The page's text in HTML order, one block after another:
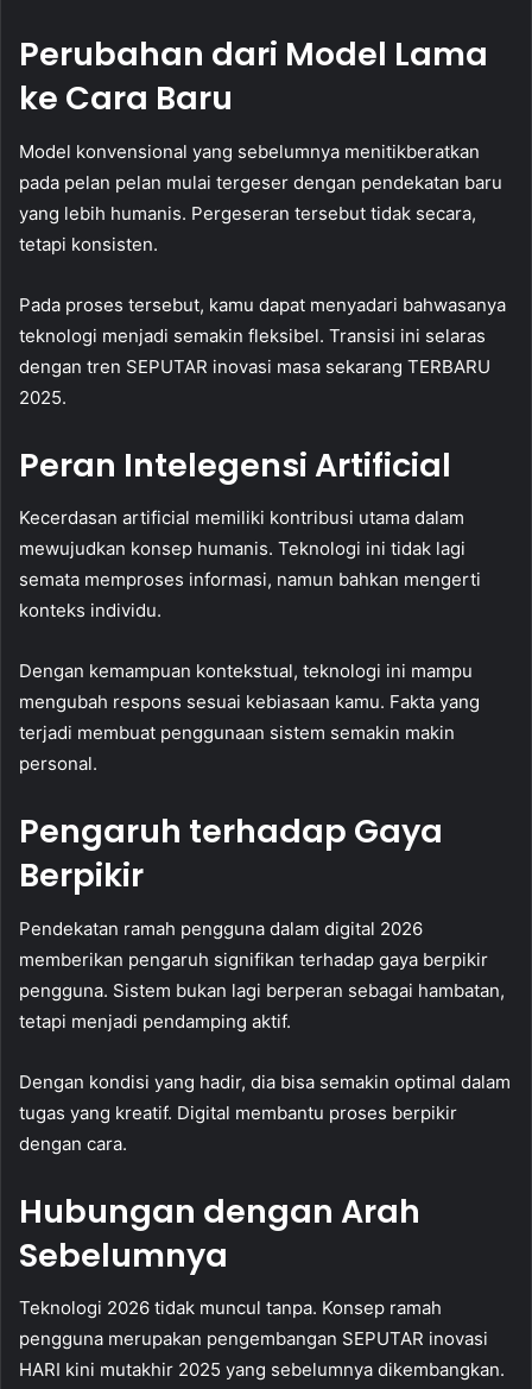
Perubahan dari Model Lama
ke Cara Baru
Model konvensional yang sebelumnya menitikberatkan
pada pelan pelan mulai tergeser dengan pendekatan baru
yang lebih humanis. Pergeseran tersebut tidak secara,
tetapi konsisten.
Pada proses tersebut, kamu dapat menyadari bahwasanya
teknologi menjadi semakin fleksibel. Transisi ini selaras
dengan tren SEPUTAR inovasi masa sekarang TERBARU
2025.
Peran Intelegensi Artificial
Kecerdasan artificial memiliki kontribusi utama dalam
mewujudkan konsep humanis. Teknologi ini tidak lagi
semata memproses informasi, namun bahkan mengerti
konteks individu.
Dengan kemampuan kontekstual, teknologi ini mampu
mengubah respons sesuai kebiasaan kamu. Fakta yang
terjadi membuat penggunaan sistem semakin makin
personal.
Pengaruh terhadap Gaya
Berpikir
Pendekatan ramah pengguna dalam digital 2026
memberikan pengaruh signifikan terhadap gaya berpikir
pengguna. Sistem bukan lagi berperan sebagai hambatan,
tetapi menjadi pendamping aktif.
Dengan kondisi yang hadir, dia bisa semakin optimal dalam
tugas yang kreatif. Digital membantu proses berpikir
dengan cara.
Hubungan dengan Arah
Sebelumnya
Teknologi 2026 tidak muncul tanpa. Konsep ramah
pengguna merupakan pengembangan SEPUTAR inovasi
HARI kini mutakhir 2025 yang sebelumnya dikembangkan.